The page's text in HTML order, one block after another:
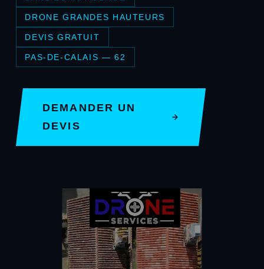
DRONE GRANDES HAUTEURS
DEVIS GRATUIT
PAS-DE-CALAIS — 62
DEMANDER UN
DEVIS